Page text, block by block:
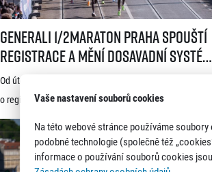
Generali 1/2Maraton Praha spouští
registrace a mění dosavadní systém!
Třítýdenní lhůta na podání žádosti
startuje 21. července
Od úterý 21. července je možné podávat žádosti
o registraci na jeden z nejprestižnějších závodů světa –
Generali 1/2Maraton Praha. Do povědomí běžců se
dostal nejen trasou vedoucí srdcem historické Prahy, ale
i tradicí a naprosto jedinečnou atmosférou. Pyšní se
Generali 1/2Maraton Praha spouští registrace
Vaše nastavení souborů cookies
Na této webové stránce používáme
podobné technologie (společně též
informace o používání souborů cookies